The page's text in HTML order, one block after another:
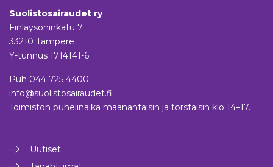
Suolistosairaudet ry
Finlaysoninkatu 7
33210 Tampere
Y-tunnus 1714141-6
Puh 044 725 4400
info@suolistosairaudet.fi
Toimiston puhelinaika maanantaisin ja torstaisin klo 14–17.
Uutiset